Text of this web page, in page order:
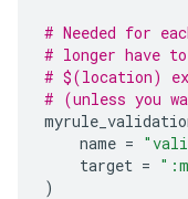
# Needed for
# longer have
# $(location)
# (unless you
name =
target =
)